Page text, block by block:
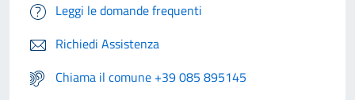
Leggi le domande frequenti
Richiedi Assistenza
Chiama il comune +39 085 895145